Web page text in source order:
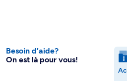
Besoin d’aide?
On est là pour vous!